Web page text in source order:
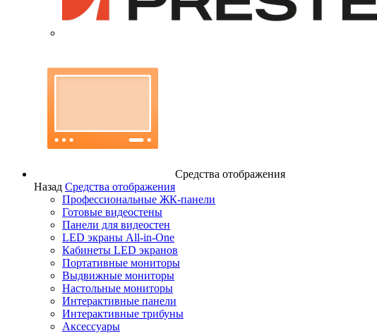
Средства отображения
Назад Средства отображения
Профессиональные ЖК-панели
Готовые видеостены
Панели для видеостен
LED экраны All-in-One
Кабинеты LED экранов
Портативные мониторы
Выдвижные мониторы
Настольные мониторы
Интерактивные панели
Интерактивные трибуны
Аксессуары